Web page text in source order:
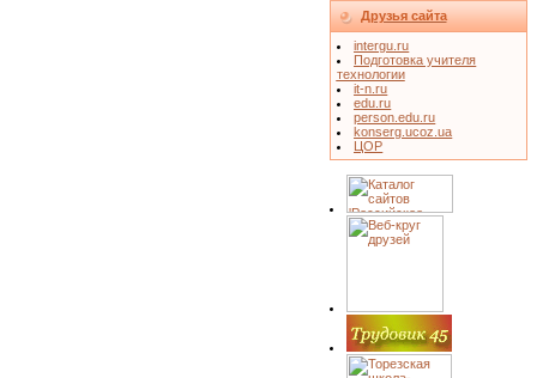
Друзья сайта
intergu.ru
Подготовка учителя
технологии
it-n.ru
edu.ru
person.edu.ru
konserg.ucoz.ua
ЦОР